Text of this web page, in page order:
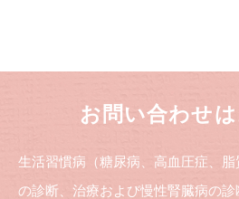
お問い合わせ
生活習慣病（糖尿病、高血圧症、
の診断、治療および慢性腎臓病の